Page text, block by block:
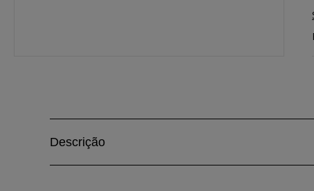
Descrição